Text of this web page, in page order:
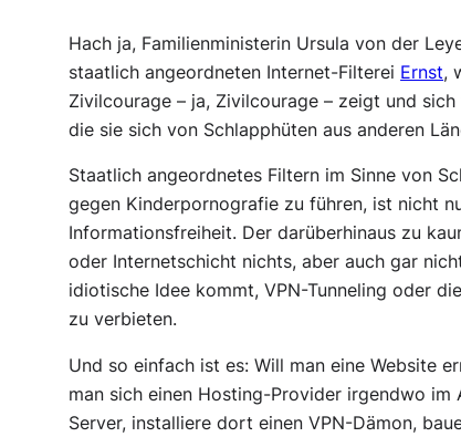
Hach ja, Familienministerin Ursula von der
staatlich angeordneten Internet-Filterei Ernst,
Zivilcourage – ja, Zivilcourage – zeigt und sich
die sie sich von Schlapphüten aus anderen
Staatlich angeordnetes Filtern im Sinne von
gegen Kinderpornografie zu führen, ist nicht
Informationsfreiheit. Der darüberhinaus zu
oder Internetschicht nichts, aber auch gar
idiotische Idee kommt, VPN-Tunneling oder
zu verbieten.
Und so einfach ist es: Will man eine Website
man sich einen Hosting-Provider irgendwo
Server, installiere dort einen VPN-Dämon,